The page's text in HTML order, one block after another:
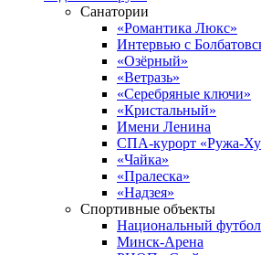
Санатории
«Романтика Люкс»
Интервью с
«Озёрный»
«Ветразь»
«Серебряные ключи»
«Кристальный»
Имени Ленина
СПА-курорт «Ружа-
«Чайка»
«Пралеска»
«Надзея»
Спортивные объекты
Национальный
Минск-Арена